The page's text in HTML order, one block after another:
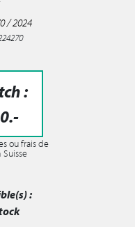
/ 2024
:
.-
ou frais de
: